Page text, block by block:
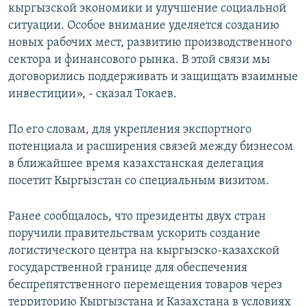
кыргызской экономики и улучшение социальной
ситуации. Особое внимание уделяется созданию
новых рабочих мест, развитию производственного
сектора и финансового рынка. В этой связи мы
договорились поддерживать и защищать взаимные
инвестиции», - сказал Токаев.
По его словам, для укрепления экспортного
потенциала и расширения связей между бизнесом
в ближайшее время казахстанская делегация
посетит Кыргызстан со специальным визитом.
Ранее сообщалось, что президенты двух стран
поручили правительствам ускорить создание
логистического центра на кыргызско-казахской
государственной границе для обеспечения
беспрепятственного перемещения товаров через
территорию Кыргызстана и Казахстана в условиях